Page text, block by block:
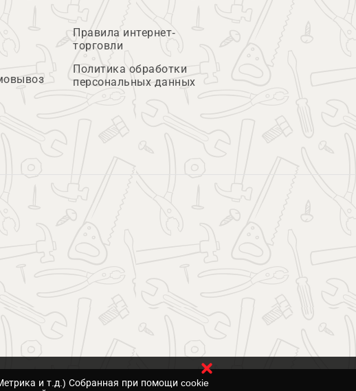
Правила интернет-
торговли
Политика обработки
персональных данных
и т.д.) Собранная при помощи cookie